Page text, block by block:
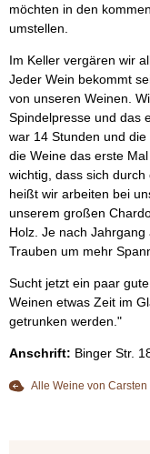
möchten in den
umstellen.
Im Keller vergären wir
Jeder Wein bekommt
von unseren Weinen.
Spindelpresse und das
war 14 Stunden und
die Weine das erste
wichtig, dass sich
heißt wir arbeiten bei
unserem großen
Holz. Je nach
Trauben um mehr
Sucht jetzt ein paar
Weinen etwas Zeit im
getrunken werden."
Anschrift: Binger Str.
Alle Weine von